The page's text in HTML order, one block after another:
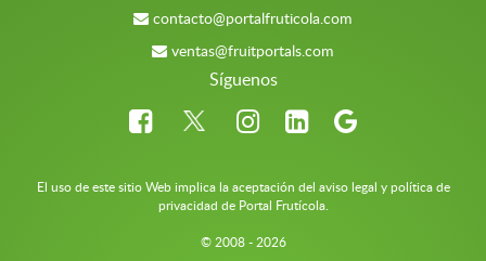
contacto@portalfruticola.com
ventas@fruitportals.com
Síguenos
El uso de este sitio Web implica la aceptación del aviso legal y política de
privacidad de Portal Frutícola.
© 2008 - 2026